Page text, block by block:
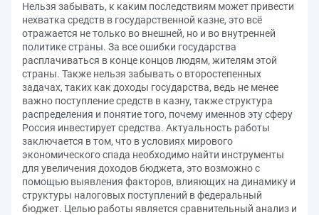
Нельзя забывать, к каким последствиям может привести
нехватка средств в государственной казне, это всё
отражается не только во внешней, но и во внутренней
политике страны. За все ошибки государства
расплачиваться в конце концов людям, жителям этой
страны. Также нельзя забывать о второстепенных
задачах, таких как доходы государства, ведь не менее
важно поступление средств в казну, также структура
распределения и понятие того, почему именнов эту сферу
Россия инвестирует средства. Актуальность работы
заключается в том, что в условиях мирового
экономического спада необходимо найти инструменты
для увеличения доходов бюджета, это возможно с
помощью выявления факторов, влияющих на динамику и
структуры налоговых поступлений в федеральный
бюджет. Целью работы является сравнительный анализ и